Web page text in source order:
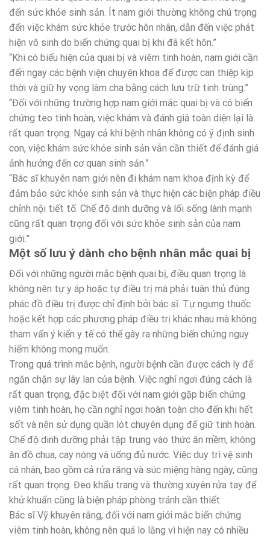
đến sức khỏe sinh sản. Ít nam giới thường không chú trọng
đến việc khám sức khỏe trước hôn nhân, dẫn đến việc phát
hiện vô sinh do biến chứng quai bị khi đã kết hôn.”
“Khi có biểu hiện của quai bị và viêm tinh hoàn, nam giới cần
đến ngay các bệnh viện chuyên khoa để được can thiệp kịp
thời và giữ hy vọng làm cha bằng cách lưu trữ tinh trùng.”
“Đối với những trường hợp nam giới mắc quai bị và có biến
chứng teo tinh hoàn, việc khám và đánh giá toàn diện lại là
rất quan trọng. Ngay cả khi bệnh nhân không có ý định sinh
con, việc khám sức khỏe sinh sản vẫn cần thiết để đánh giá
ảnh hưởng đến cơ quan sinh sản.”
“Bác sĩ khuyên nam giới nên đi khám nam khoa định kỳ để
đảm bảo sức khỏe sinh sản và thực hiện các biện pháp điều
chỉnh nội tiết tố. Chế độ dinh dưỡng và lối sống lành mạnh
cũng rất quan trọng đối với sức khỏe sinh sản của nam
giới.”
Một số lưu ý dành cho bệnh nhân mắc quai bị
Đối với những người mắc bệnh quai bị, điều quan trọng là
không nên tự y áp hoặc tự điều trị mà phải tuân thủ đúng
phác đồ điều trị được chỉ định bởi bác sĩ. Tự ngưng thuốc
hoặc kết hợp các phương pháp điều trị khác nhau mà không
tham vấn ý kiến y tế có thể gây ra những biến chứng nguy
hiểm không mong muốn.
Trong quá trình mắc bệnh, người bệnh cần được cách ly để
ngăn chặn sự lây lan của bệnh. Việc nghỉ ngơi đúng cách là
rất quan trọng, đặc biệt đối với nam giới gặp biến chứng
viêm tinh hoàn, họ cần nghỉ ngơi hoàn toàn cho đến khi hết
sốt và nên sử dụng quần lót chuyên dụng để giữ tinh hoàn.
Chế độ dinh dưỡng phải tập trung vào thức ăn mềm, không
ăn đồ chua, cay nóng và uống đủ nước. Việc duy trì vệ sinh
cá nhân, bao gồm cả rửa răng và súc miệng hàng ngày, cũng
rất quan trọng. Đeo khẩu trang và thường xuyên rửa tay để
khử khuẩn cũng là biện pháp phòng tránh cần thiết.
Bác sĩ Vỹ khuyên rằng, đối với nam giới mắc biến chứng
viêm tinh hoàn, không nên quá lo lắng vì hiện nay có nhiều